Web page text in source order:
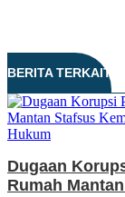
BERITA TERKAIT
Hukum
Dugaan
Rumah